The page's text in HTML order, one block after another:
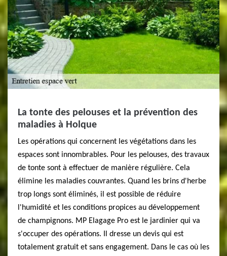
La tonte des pelouses et la prévention des
maladies à Holque
Les opérations qui concernent les végétations dans les
espaces sont innombrables. Pour les pelouses, des travaux
de tonte sont à effectuer de manière régulière. Cela
élimine les maladies couvrantes. Quand les brins d'herbe
trop longs sont éliminés, il est possible de réduire
l'humidité et les conditions propices au développement
de champignons. MP Elagage Pro est le jardinier qui va
s'occuper des opérations. Il dresse un devis qui est
totalement gratuit et sans engagement. Dans le cas où les